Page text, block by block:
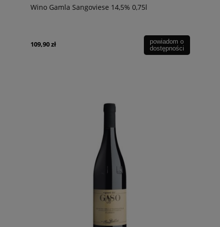
Wino Gamla Sangoviese 14,5% 0,75l
109,90 zł
powiadom o
dostępności